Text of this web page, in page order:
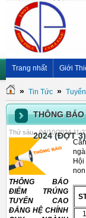
Trang nhất Giới
» Tin Tức »
THÔNG
2024 (ĐỢT 3)
Thứ sáu - 04/10/2024
THÔNG BÁO
ĐIỂM TRÚNG
TUYỂN CAO
ĐẲNG HỆ CHÍNH
1